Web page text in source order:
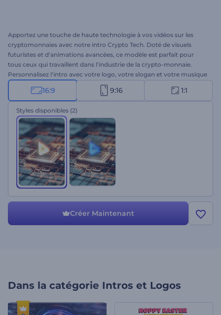
Apportez une touche de haute technologie à vos vidéos sur les
cryptomonnaies avec notre intro Crypto Tech. Doté de visuels
futuristes et d'animations avancées, ce modèle est parfait pour
tous ceux qui travaillent dans l'industrie de la crypto-monnaie.
Personnalisez l'intro avec votre logo, votre slogan et votre musique
de fond préférée pour créer une introduction personnalisée et
professionnelle. Idéal pour les introductions liées aux crypto-
monnaies, les projets de blockchain, les annonces d'ICO, les
ouvertures de présentations techniques, et bien plus encore. Créez
une introduction impressionnante dès aujourd'hui !
16:9 9:16 1:1
Styles disponibles (2)
Créer Maintenant
Dans la catégorie Intros et Logos